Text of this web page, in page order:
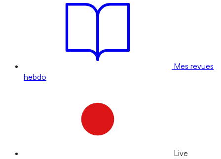
Mes revues
hebdo
Live